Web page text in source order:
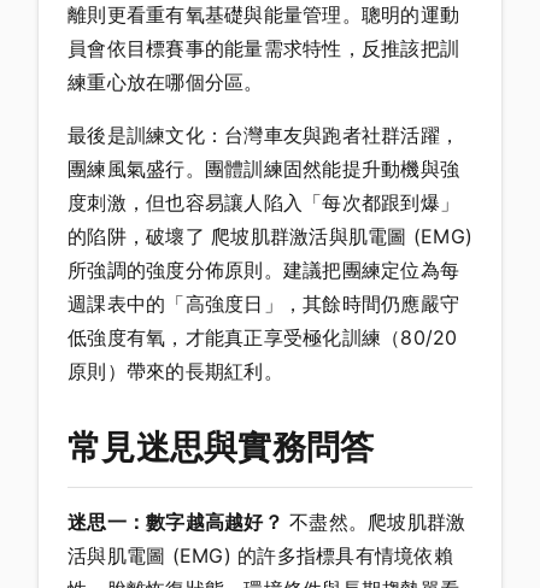
離則更看重有氧基礎與能量管理。聰明的運動
員會依目標賽事的能量需求特性，反推該把訓
練重心放在哪個分區。
最後是訓練文化：台灣車友與跑者社群活躍，
團練風氣盛行。團體訓練固然能提升動機與強
度刺激，但也容易讓人陷入「每次都跟到爆」
的陷阱，破壞了 爬坡肌群激活與肌電圖 (EMG)
所強調的強度分佈原則。建議把團練定位為每
週課表中的「高強度日」，其餘時間仍應嚴守
低強度有氧，才能真正享受極化訓練（80/20
原則）帶來的長期紅利。
常見迷思與實務問答
迷思一：數字越高越好？ 不盡然。爬坡肌群激
活與肌電圖 (EMG) 的許多指標具有情境依賴